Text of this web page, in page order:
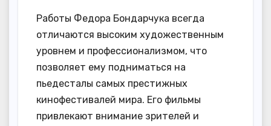
Работы Федора Бондарчука всегда
отличаются высоким художественным
уровнем и профессионализмом, что
позволяет ему подниматься на
пьедесталы самых престижных
кинофестивалей мира. Его фильмы
привлекают внимание зрителей и